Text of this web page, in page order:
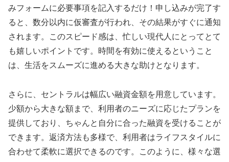
みフォームに必要事項を記入するだけ！申し込みが完了す
ると、数分以内に仮審査が行われ、その結果がすぐに通知
されます。このスピード感は、忙しい現代人にとってとて
も嬉しいポイントです。時間を有効に使えるということ
は、生活をスムーズに進める大きな助けとなります。
さらに、セントラルは幅広い融資金額を用意しています。
少額から大きな額まで、利用者のニーズに応じたプランを
提供しており、ちゃんと自分に合った融資を受けることが
できます。返済方法も多様で、利用者はライフスタイルに
合わせて柔軟に選択できるのです。このように、様々な選